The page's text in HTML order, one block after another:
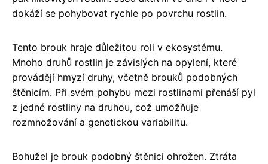
dokáží se pohybovat rychle po povrchu rostlin.
Tento brouk hraje důležitou roli v ekosystému.
Mnoho druhů rostlin je závislých na opylení, které
provádějí hmyzí druhy, včetně brouků podobných
štěnicím. Při svém pohybu mezi rostlinami přenáší pyl
z jedné rostliny na druhou, což umožňuje
rozmnožování a genetickou variabilitu.
Bohužel je brouk podobný štěnici ohrožen. Ztráta